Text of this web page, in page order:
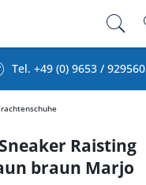
Tel. +49 (0) 9653 / 929560
Raisting
braun Marjo